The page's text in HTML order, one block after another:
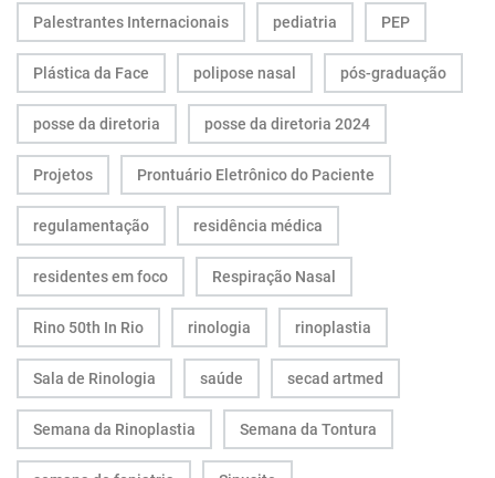
Palestrantes Internacionais pediatria PEP
Plástica da Face polipose nasal pós-graduação
posse da diretoria posse da diretoria 2024
Projetos Prontuário Eletrônico do Paciente
regulamentação residência médica
residentes em foco Respiração Nasal
Rino 50th In Rio rinologia rinoplastia
Sala de Rinologia saúde secad artmed
Semana da Rinoplastia Semana da Tontura